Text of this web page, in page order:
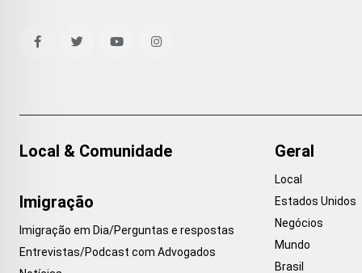
Local & Comunidade
Imigração
Imigração em Dia/Perguntas e respostas
Entrevistas/Podcast com Advogados
Geral
Local
Estados Unidos
Negócios
Mundo
Brasil